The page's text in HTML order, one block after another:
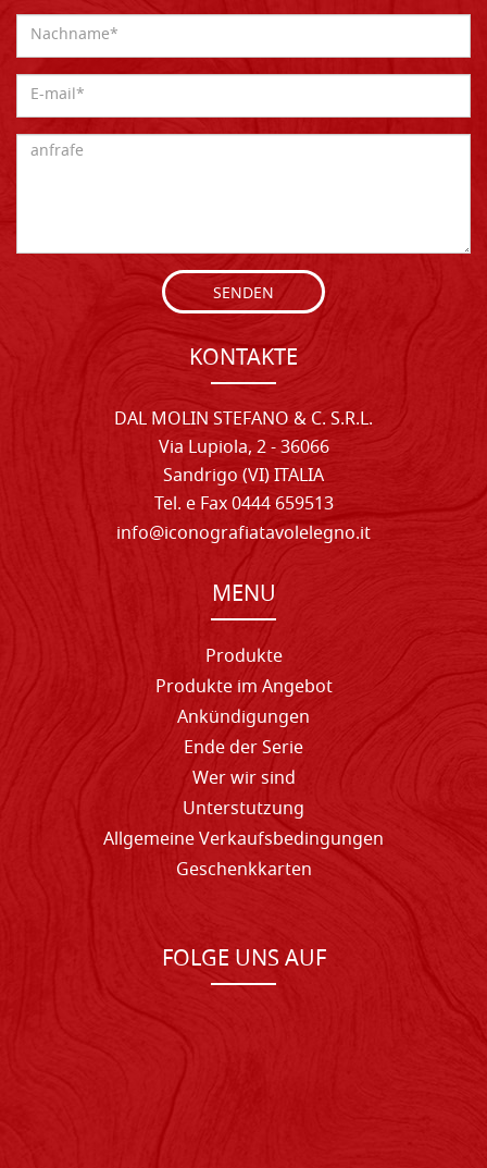
SENDEN
KONTAKTE
DAL MOLIN STEFANO & C. S.R.L.
Via Lupiola, 2 - 36066
Sandrigo (VI) ITALIA
Tel. e Fax 0444 659513
info@iconografiatavolelegno.it
MENU
Produkte
Produkte im Angebot
Ankündigungen
Ende der Serie
Wer wir sind
Unterstutzung
Allgemeine Verkaufsbedingungen
Geschenkkarten
FOLGE UNS AUF